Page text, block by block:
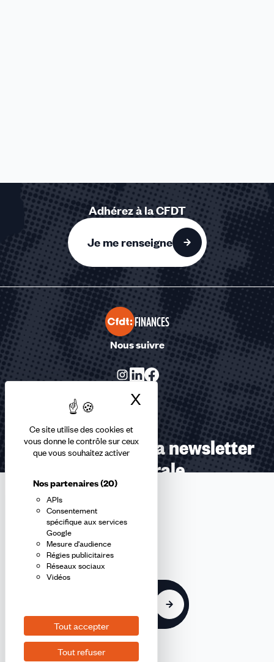
Ce site utilise des cookies et
vous donne le contrôle sur ceux
que vous souhaitez activer
Nos partenaires(20)
APIs
Consentement
spécifique aux services
Google
Mesure d'audience
Régies publicitaires
Réseaux sociaux
Vidéos
Tout accepter
Tout refuser
X Masquer le
Adhérez à la CFDT
Je me renseigne
FINANCES
Nous suivre
Abonnez-vous à la newsletter
confédérale
En m'inscrivant à la newsletter, j'affirme avoir pris connaissance de
lapolitique de confidentialité de la CFDT